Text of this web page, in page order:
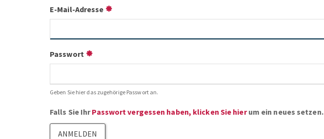
E-Mail-Adresse
Passwort
Geben Sie hier das zugehörige Passwort an.
Falls Sie IhrPasswort vergessen haben, klicken Sie hierum ein neues setzen.
ANMELDEN